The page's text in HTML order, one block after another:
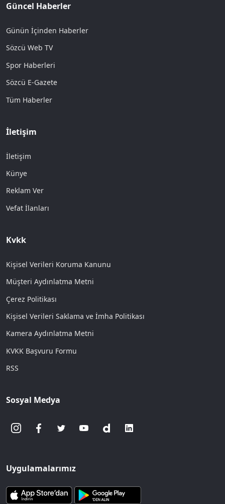
Güncel Haberler
Günün İçinden Haberler
Sözcü Web TV
Spor Haberleri
Sözcü E-Gazete
Tüm Haberler
İletişim
İletişim
Künye
Reklam Ver
Vefat İlanları
Kvkk
Kişisel Verileri Koruma Kanunu
Müşteri Aydınlatma Metni
Çerez Politikası
Kişisel Verileri Saklama ve İmha Politikası
Kamera Aydınlatma Metni
KVKK Başvuru Formu
RSS
Sosyal Medya
Uygulamalarımız